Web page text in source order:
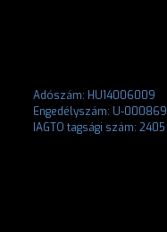
Adószám: HU14006009
Engedélyszám: U-000869
IAGTO tagsági szám: 2405